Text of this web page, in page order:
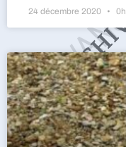
24 décembre 2020